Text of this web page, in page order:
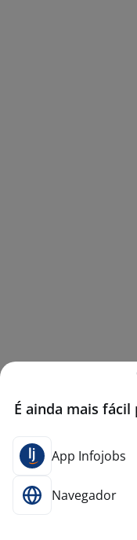
É ainda mais
App Infojobs
Navegador